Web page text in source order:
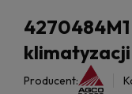
klimatyzacji
Producent: